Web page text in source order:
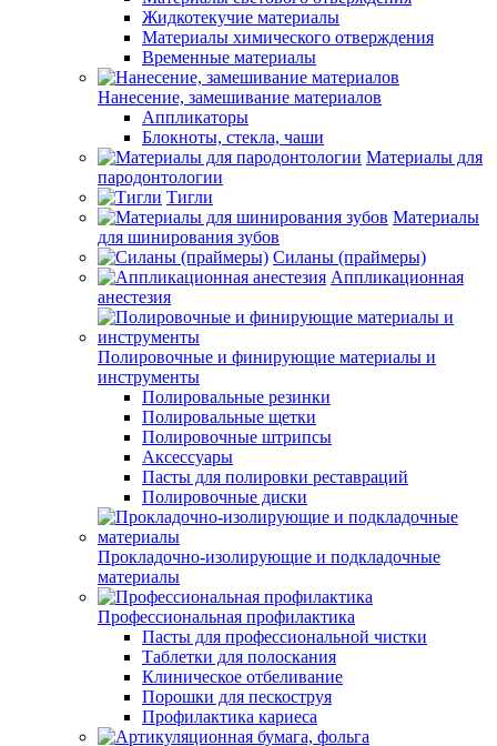
Жидкотекучие материалы
Материалы химического отверждения
Временные материалы
Нанесение, замешивание материалов
Аппликаторы
Блокноты, стекла, чаши
Материалы для
пародонтологии
Тигли
Материалы
для шинирования зубов
Силаны (праймеры)
Аппликационная
анестезия
Полировочные и финирующие материалы и
инструменты
Полировальные резинки
Полировальные щетки
Полировочные штрипсы
Аксессуары
Пасты для полировки реставраций
Полировочные диски
Прокладочно-изолирующие и подкладочные
материалы
Профессиональная профилактика
Пасты для профессиональной чистки
Таблетки для полоскания
Клиническое отбеливание
Порошки для пескоструя
Профилактика кариеса